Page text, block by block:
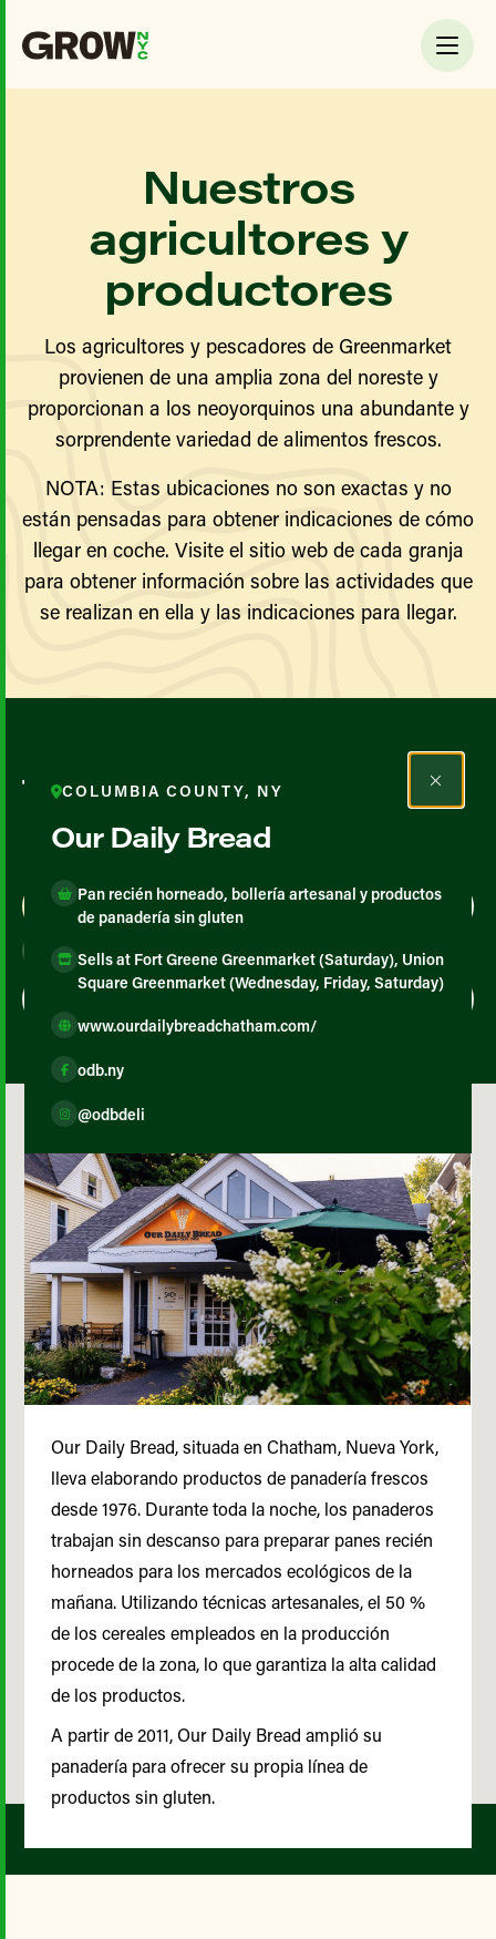
Nuestros
agricultores y
productores
Los agricultores y pescadores de Greenmarket
provienen de una amplia zona del noreste y
proporcionan a los neoyorquinos una abundante y
sorprendente variedad de alimentos frescos.
NOTA: Estas ubicaciones no son exactas y no
están pensadas para obtener indicaciones de cómo
llegar en coche. Visite el sitio web de cada granja
para obtener información sobre las actividades que
se realizan en ella y las indicaciones para llegar.
Todos los agricultores y
productores
Map View List View
COLUMBIA COUNTY, NY
Our Daily Bread
Pan recién horneado, bollería artesanal y productos
de panadería sin gluten
Sells at Fort Greene Greenmarket (Saturday), Union
Square Greenmarket (Wednesday, Friday, Saturday)
www.ourdailybreadchatham.com/
odb.ny
@odbdeli
Our Daily Bread, situada en Chatham, Nueva York,
lleva elaborando productos de panadería frescos
desde 1976. Durante toda la noche, los panaderos
trabajan sin descanso para preparar panes recién
horneados para los mercados ecológicos de la
mañana. Utilizando técnicas artesanales, el 50 %
de los cereales empleados en la producción
procede de la zona, lo que garantiza la alta calidad
de los productos.
A partir de 2011, Our Daily Bread amplió su
panadería para ofrecer su propia línea de
productos sin gluten.